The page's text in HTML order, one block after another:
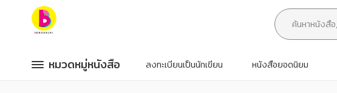
หมวดหมู่หนังสือ
หมวดหมู่ยอดนิยม
หมวดหมู่หนังสือ
หมวดหมู่หนังสือ
หมวดหมู่ยอดนิยม ลงทะเบียนเป็นนักเขียน หนังสือยอดนิยม